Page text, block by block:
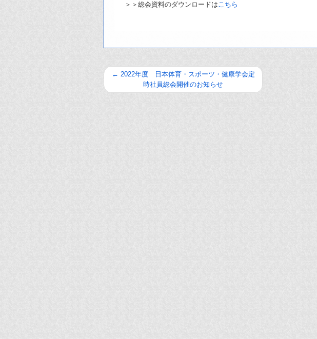
＞＞総会資料のダウンロードはこちら
← 2022年度 日本体育・スポーツ・健康学会定
時社員総会開催のお知らせ